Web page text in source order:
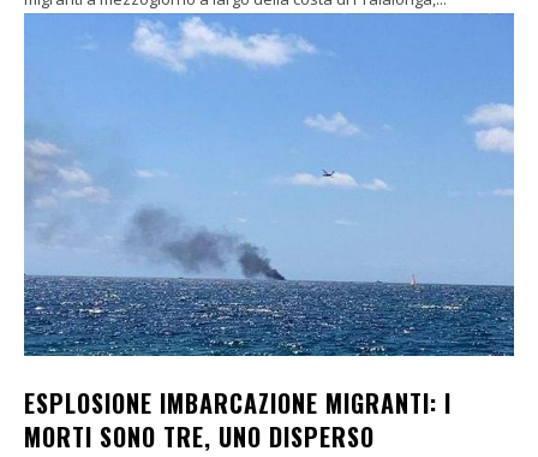
ESPLOSIONE IMBARCAZIONE MIGRANTI: I
MORTI SONO TRE, UNO DISPERSO